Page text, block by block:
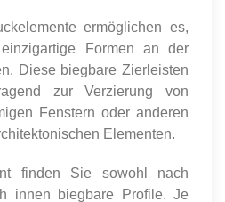
ermöglichen es,
Formen an der
Diese biegbare Zierleisten
zur Verzierung von
Fenstern oder anderen
Elementen.
finden Sie sowohl nach
innen biegbare Profile. Je